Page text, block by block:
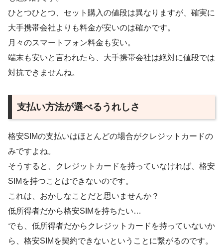
ひとつひとつ、セット購入の値段は異なりますが、確実に
大手携帯会社よりも料金が安いのは確かです。
月々のスマートフォン料金も安い。
端末も安いと言われたら、大手携帯会社は絶対に値段では
対抗できませんね。
支払い方法が選べるうれしさ
格安SIMの支払いはほとんどの場合がクレジットカードの
みですよね。
そうすると、クレジットカードを持っていなければ、格安
SIMを持つことはできないのです。
これは、おかしなことだと思いませんか？
低所得者だから格安SIMを持ちたい…
でも、低所得者だからクレジットカードを持っていないか
ら、格安SIMを契約できないということに繋がるのです。